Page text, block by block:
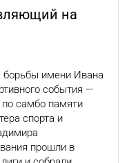
на
борьбы имени Ивана
события —
по самбо памяти
спорта и
прошли в